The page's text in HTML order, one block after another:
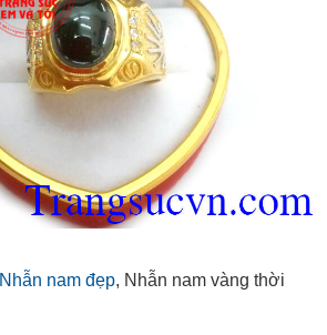
Nhẫn nam đẹp, Nhẫn nam vàng thời